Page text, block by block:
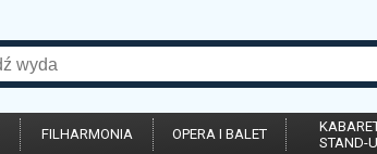
FILHARMONIA OPERA I BALET
STAND-